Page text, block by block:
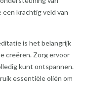
een krachtig veld van
is het belangrijk
creëren. Zorg ervoor
kunt ontspannen.
essentiële oliën om